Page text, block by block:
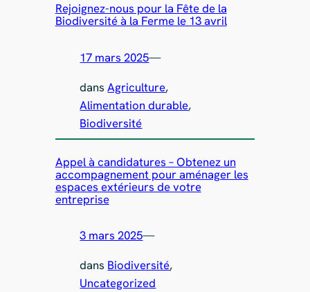
Rejoignez-nous pour la Fête de la
Biodiversité à la Ferme le 13 avril
17 mars 2025—
dansAgriculture
Alimentation durable
Biodiversité
Appel à candidatures – Obtenez un
accompagnement pour aménager les
espaces extérieurs de votre
entreprise
3 mars 2025—
dans Biodiversité
Uncategorized